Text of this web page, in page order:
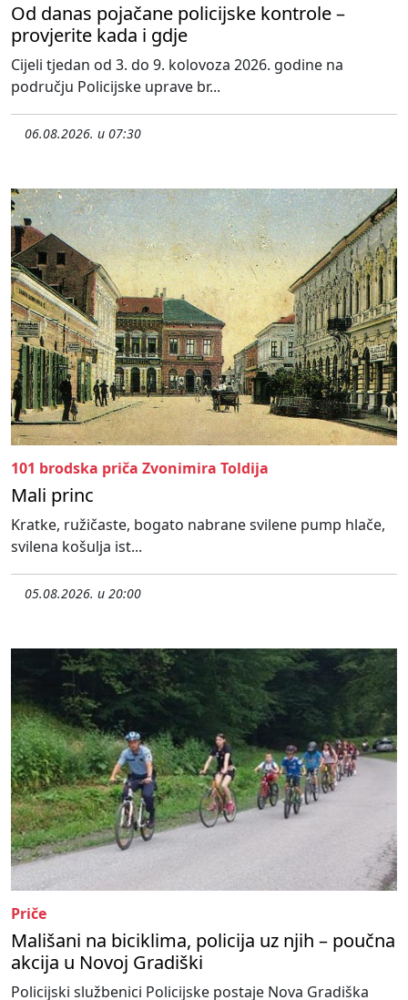
Od danas pojačane policijske kontrole –
provjerite kada i gdje
Cijeli tjedan od 3. do 9. kolovoza 2026. godine na
području Policijske uprave br...
06.08.2026. u 07:30
101 brodska priča Zvonimira Toldija
Mali princ
Kratke, ružičaste, bogato nabrane svilene pump hlače,
svilena košulja ist...
05.08.2026. u 20:00
Priče
Mališani na biciklima, policija uz njih – poučna
akcija u Novoj Gradiški
Policijski službenici Policijske postaje Nova Gradiška